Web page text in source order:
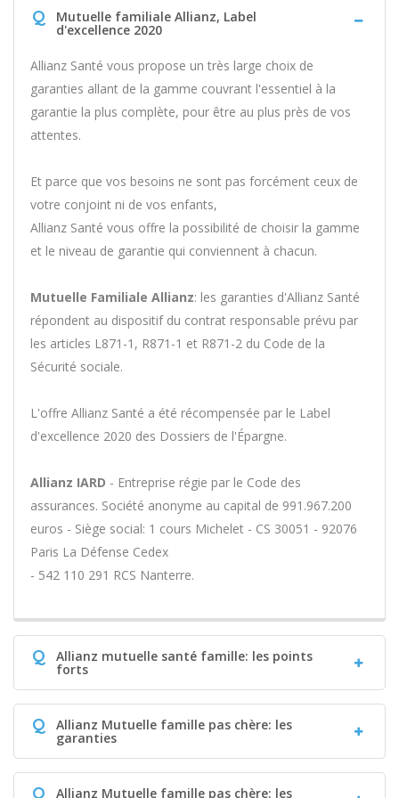
Q Mutuelle familiale Allianz, Label
d'excellence 2020
Allianz Santé vous propose un très large choix de
garanties allant de la gamme couvrant l'essentiel à la
garantie la plus complète, pour être au plus près de vos
attentes.
Et parce que vos besoins ne sont pas forcément ceux de
votre conjoint ni de vos enfants,
Allianz Santé vous offre la possibilité de choisir la gamme
et le niveau de garantie qui conviennent à chacun.
Mutuelle Familiale Allianz: les garanties d'Allianz Santé
répondent au dispositif du contrat responsable prévu par
les articles L871-1, R871-1 et R871-2 du Code de la
Sécurité sociale.
L'offre Allianz Santé a été récompensée par le Label
d'excellence 2020 des Dossiers de l'Épargne.
Allianz IARD - Entreprise régie par le Code des
assurances. Société anonyme au capital de 991.967.200
euros - Siège social: 1 cours Michelet - CS 30051 - 92076
Paris La Défense Cedex
- 542 110 291 RCS Nanterre.
Q Allianz mutuelle santé famille: les points
forts
Q Allianz Mutuelle famille pas chère: les
garanties
Q Allianz Mutuelle famille pas chère: les